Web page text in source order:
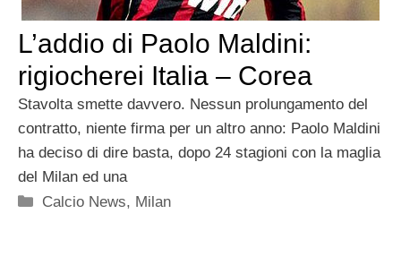
L’addio di Paolo Maldini:
rigiocherei Italia – Corea
Stavolta smette davvero. Nessun prolungamento del
contratto, niente firma per un altro anno: Paolo Maldini
ha deciso di dire basta, dopo 24 stagioni con la maglia
del Milan ed una
Categorie
Calcio News, Milan